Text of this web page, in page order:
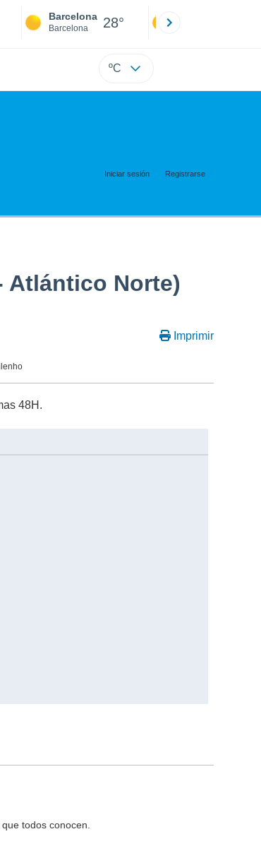
Barcelona
Barcelona 28°
ºC
Iniciar sesión Registrarse
Atlántico Norte)
Imprimir
48H.
todos conocen.